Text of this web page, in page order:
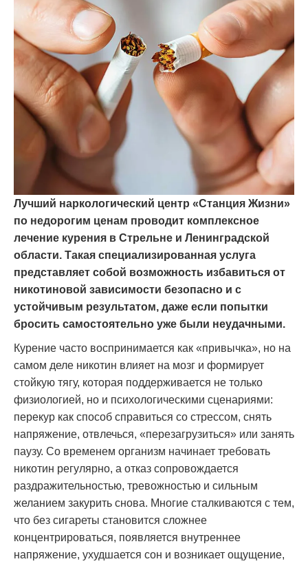
Лучший наркологический центр «Станция Жизни»
по недорогим ценам проводит комплексное
лечение курения в Стрельне и Ленинградской
области. Такая специализированная услуга
представляет собой возможность избавиться от
никотиновой зависимости безопасно и с
устойчивым результатом, даже если попытки
бросить самостоятельно уже были неудачными.
Курение часто воспринимается как «привычка», но на
самом деле никотин влияет на мозг и формирует
стойкую тягу, которая поддерживается не только
физиологией, но и психологическими сценариями:
перекур как способ справиться со стрессом, снять
напряжение, отвлечься, «перезагрузиться» или занять
паузу. Со временем организм начинает требовать
никотин регулярно, а отказ сопровождается
раздражительностью, тревожностью и сильным
желанием закурить снова. Многие сталкиваются с тем,
что без сигареты становится сложнее
концентрироваться, появляется внутреннее
напряжение, ухудшается сон и возникает ощущение,